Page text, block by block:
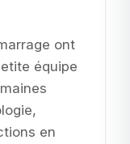
ont
équipe
en